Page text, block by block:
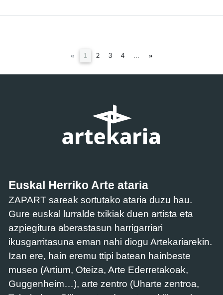
« 1 (current)
2 3 4 »
Euskal Herriko Arte ataria
ZAPART sareak sortutako ataria duzu hau.
Gure euskal lurralde txikiak duen artista eta
azpiegitura aberastasun harrigarriari
ikusgarritasuna eman nahi diogu Artekariarekin.
Izan ere, hain eremu ttipi batean hainbeste
museo (Artium, Oteiza, Arte Ederretakoak,
Guggenheim…), arte zentro (Uharte zentroa,